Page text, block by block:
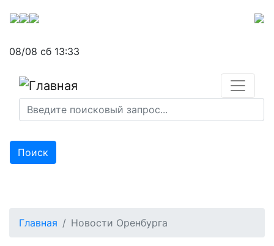
08/08 сб 13:33
Поиск
Главная Новости Оренбурга